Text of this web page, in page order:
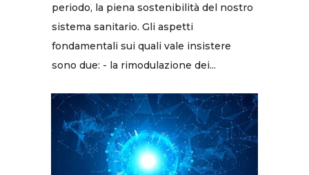
periodo, la piena sostenibilità del nostro
sistema sanitario. Gli aspetti
fondamentali sui quali vale insistere
sono due: - la rimodulazione dei...